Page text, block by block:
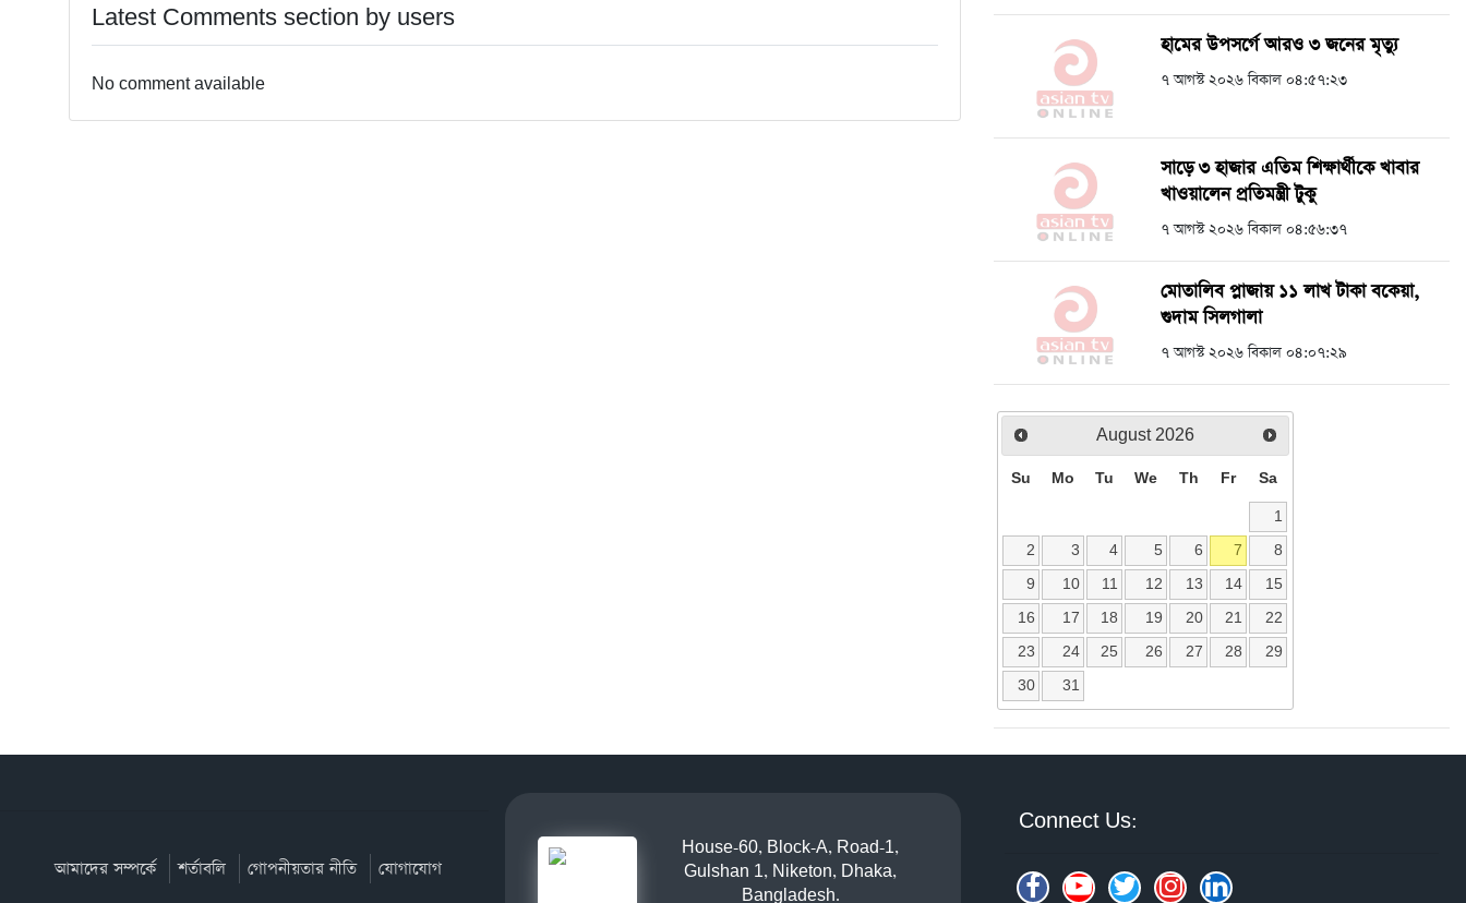
Latest Comments section by users
No comment available
হামের উপসর্গে আরও ৩ জনের মৃত্যু
৭ আগস্ট ২০২৬ বিকাল ০৪:৫৭:২৩
সাড়ে ৩ হাজার এতিম শিক্ষার্থীকে খাবার
খাওয়ালেন প্রতিমন্ত্রী টুকু
৭ আগস্ট ২০২৬ বিকাল ০৪:৫৬:৩৭
মোতালিব প্লাজায় ১১ লাখ টাকা বকেয়া,
গুদাম সিলগালা
৭ আগস্ট ২০২৬ বিকাল ০৪:০৭:২৯
August 2026
Su Mo Tu We Th Fr Sa
1
2
3 4 5 6 7
8
9
10 11 12 13 14
15
16
17 18 19 20 21
22
23
24 25 26 27 28
29
30
31
আমাদের সম্পর্কে শর্তাবলি গোপনীয়তার নীতি যোগাযোগ
House-60, Block-A, Road-1,
Gulshan 1, Niketon, Dhaka,
Bangladesh.
Connect Us: